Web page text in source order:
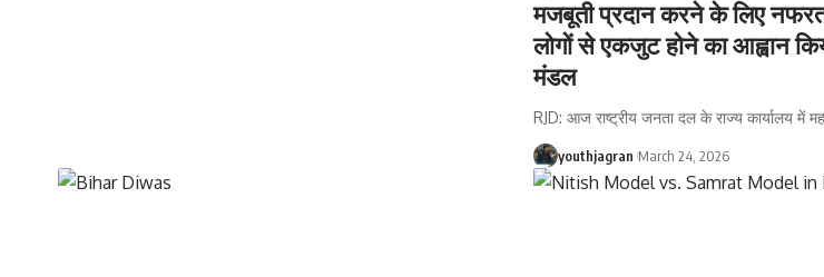
मजबूती प्रदान करने के लिए
लोगों से एकजुट होने का आह्वान
मंडल
RJD: आज राष्ट्रीय जनता दल के राज्य कार्यालय में
youthjagran March 24, 2026